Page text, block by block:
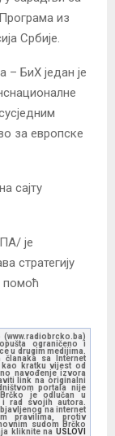
из
Србије.
– БиХ један је
за европске
сајту
је
стратегију
помоћ
ograničeno i
u drugim medijima.
sa Internet
kao kratku vijest od
navođenje izvora
link na originalni
portala nije
je odlučan u
i rad svojih autora.
na internet
pravilima, protiv
sudom Brčko
kliknite na USLOVI